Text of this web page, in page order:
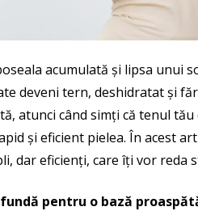
acumulată și lipsa unui
deveni tern, deshidratat și
atunci când simți că tenul
și eficient pielea. În acest
dar eficienți, care îți vor reda
pentru o bază